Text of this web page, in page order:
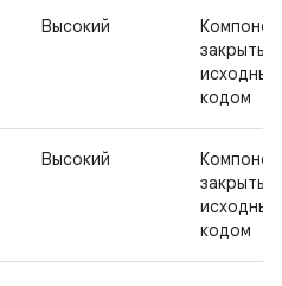
Высокий
закрытым
исходным
кодом
Высокий
закрытым
исходным
кодом